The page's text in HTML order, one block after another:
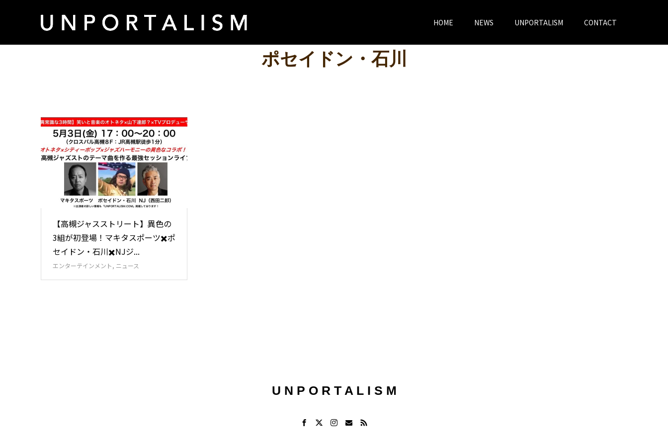
HOME NEWS UNPORTALISM CONTACT
ポセイドン・石川
【高槻ジャスストリート】異色の
3組が初登場！マキタスポーツ✖️ポ
セイドン・石川✖️NJジ...
エンターテインメント, ニュース
U N P O R T A L I S M